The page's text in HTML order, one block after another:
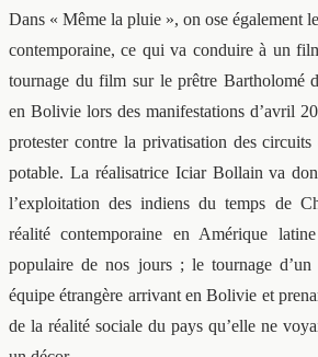
Dans « Même la pluie », on ose également
contemporaine, ce qui va conduire à un
tournage du film sur le prêtre Bartholomé
en Bolivie lors des manifestations d’avril
protester contre la privatisation des
potable. La réalisatrice Iciar Bollain va
l’exploitation des indiens du temps de
réalité contemporaine en Amérique
populaire de nos jours ; le tournage
équipe étrangère arrivant en Bolivie et
de la réalité sociale du pays qu’elle ne